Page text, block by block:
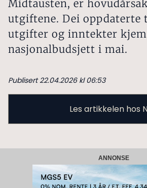
Midtausten, er
utgiftene. Dei oppdaterte
utgifter og inntekter
nasjonalbudsjett i mai.
Publisert 22.04.2026 kl 06:53
Les artikkelen hos
ANNONSE